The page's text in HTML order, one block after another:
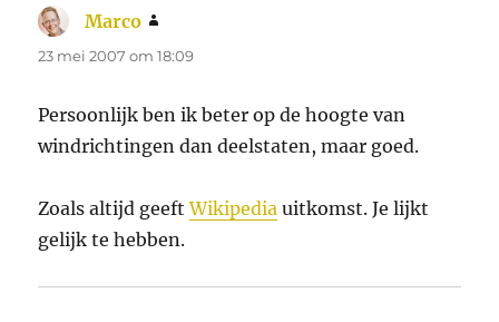
Marco
23 mei 2007 om 18:09
Persoonlijk ben ik beter op de hoogte van
windrichtingen dan deelstaten, maar goed.
Zoals altijd geeftWikipedia uitkomst. Je lijkt
gelijk te hebben.